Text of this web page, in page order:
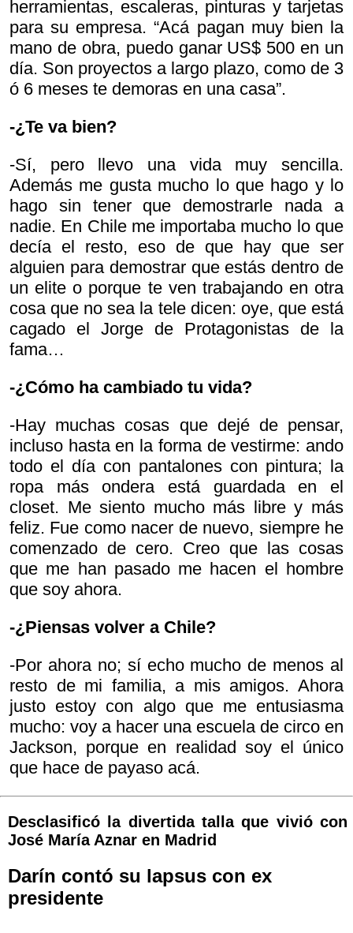
herramientas, escaleras, pinturas y tarjetas
para su empresa. “Acá pagan muy bien la
mano de obra, puedo ganar US$ 500 en un
día. Son proyectos a largo plazo, como de 3
ó 6 meses te demoras en una casa”.
-¿Te va bien?
-Sí, pero llevo una vida muy sencilla.
Además me gusta mucho lo que hago y lo
hago sin tener que demostrarle nada a
nadie. En Chile me importaba mucho lo que
decía el resto, eso de que hay que ser
alguien para demostrar que estás dentro de
un elite o porque te ven trabajando en otra
cosa que no sea la tele dicen: oye, que está
cagado el Jorge de Protagonistas de la
fama…
-¿Cómo ha cambiado tu vida?
-Hay muchas cosas que dejé de pensar,
incluso hasta en la forma de vestirme: ando
todo el día con pantalones con pintura; la
ropa más ondera está guardada en el
closet. Me siento mucho más libre y más
feliz. Fue como nacer de nuevo, siempre he
comenzado de cero. Creo que las cosas
que me han pasado me hacen el hombre
que soy ahora.
-¿Piensas volver a Chile?
-Por ahora no; sí echo mucho de menos al
resto de mi familia, a mis amigos. Ahora
justo estoy con algo que me entusiasma
mucho: voy a hacer una escuela de circo en
Jackson, porque en realidad soy el único
que hace de payaso acá.
Desclasificó la divertida talla que vivió con
José María Aznar en Madrid
Darín contó su lapsus con ex
presidente